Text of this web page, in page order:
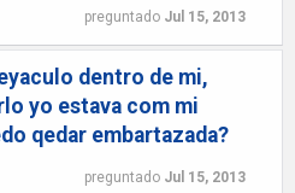
preguntado Jul 15, 2013
dentro de mi,
yo estava com mi
qedar embartazada?
preguntado Jul 15, 2013